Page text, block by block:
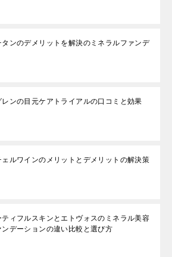
タンのデメリットを解決のミネラルファンデ
レンの目元ケアトライアルの口コミと効果
ェルワインのメリットとデメリットの解決策
ティフルスキンとエトヴォスのミネラル美容
ンデーションの違い比較と選び方